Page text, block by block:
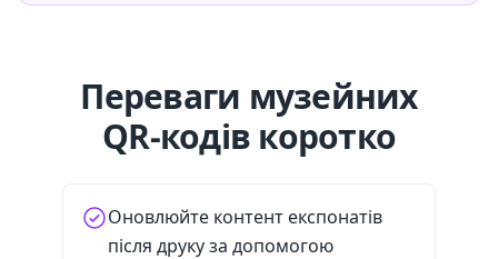
Переваги музейних
QR-кодів коротко
Оновлюйте контент експонатів
після друку за допомогою